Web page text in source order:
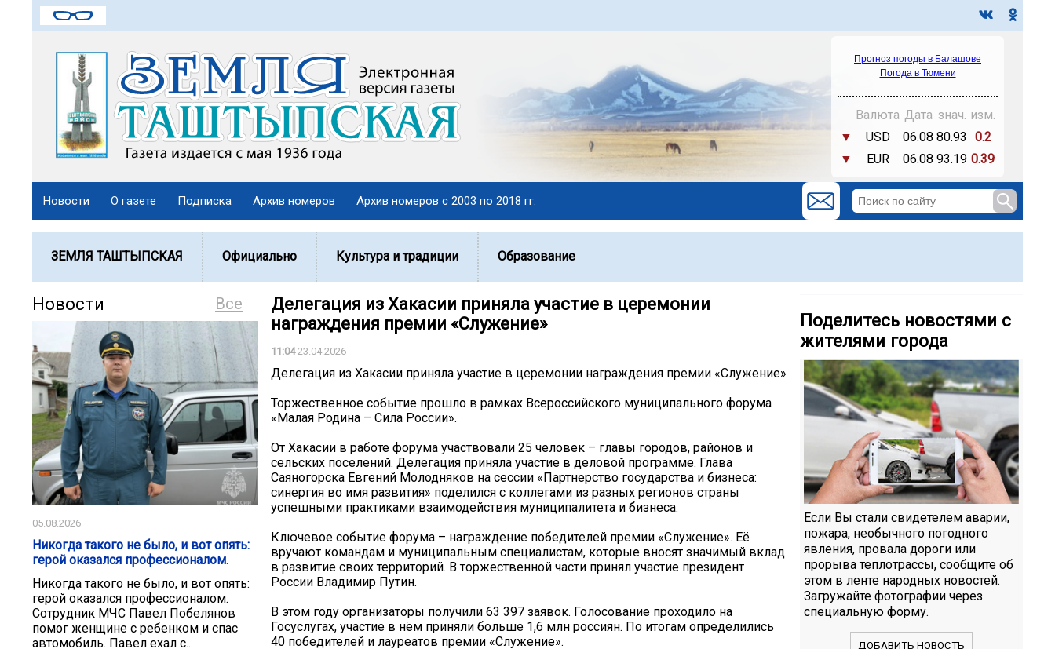
Прогноз погоды в Балашове
Погода в Тюмени
Валюта Дата знач. изм.
▼
USD 06.08 80.93
0.2
▼
EUR 06.08 93.19 0.39
Новости О газете Подписка Архив номеров Архив номеров с 2003 по 2018 гг.
ЗЕМЛЯ ТАШТЫПСКАЯ Официально Культура и традиции Образование
Все
Новости
05.08.2026
Никогда такого не было, и вот опять:
герой оказался профессионалом.
Никогда такого не было, и вот опять:
герой оказался профессионалом.
Сотрудник МЧС Павел Побелянов
помог женщине с ребенком и спас
автомобиль. Павел ехал с...
Делегация из Хакасии приняла участие в церемонии
награждения премии «Служение»
11:0423.04.2026
Делегация из Хакасии приняла участие в церемонии награждения премии «Служение»
Торжественное событие прошло в рамках Всероссийского муниципального форума
«Малая Родина – Сила России».
От Хакасии в работе форума участвовали 25 человек – главы городов, районов и
сельских поселений. Делегация приняла участие в деловой программе. Глава
Саяногорска Евгений Молодняков на сессии «Партнерство государства и бизнеса:
синергия во имя развития» поделился с коллегами из разных регионов страны
успешными практиками взаимодействия муниципалитета и бизнеса.
Ключевое событие форума – награждение победителей премии «Служение». Её
вручают командам и муниципальным специалистам, которые вносят значимый вклад
в развитие своих территорий. В торжественной части принял участие президент
России Владимир Путин.
В этом году организаторы получили 63 397 заявок. Голосование проходило на
Госуслугах, участие в нём приняли больше 1,6 млн россиян. По итогам определились
40 победителей и лауреатов премии «Служение».
Поделитесь новостями с
жителями города
Если Вы стали свидетелем аварии,
пожара, необычного погодного
явления, провала дороги или
прорыва теплотрассы, сообщите об
этом в ленте народных новостей.
Загружайте фотографии через
специальную форму.
ДОБАВИТЬ НОВОСТЬ